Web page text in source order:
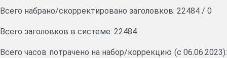
Всего набрано/скорректировано заголовков: 22484 / 0
Всего заголовков в системе: 22484
Всего часов потрачено на набор/коррекцию (с 06.06.2023):